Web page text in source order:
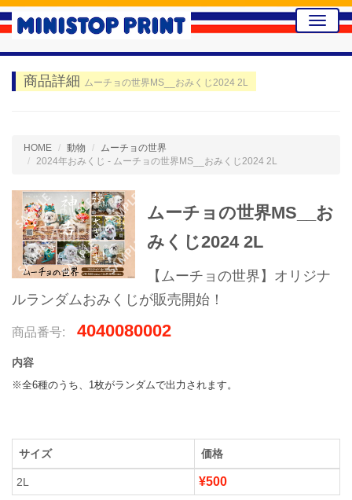
Toggle
商品詳細 ムーチョの世界MS__おみくじ2024 2L
HOME 動物
ムーチョの世界
2024年おみくじ - ムーチョの世界MS__おみくじ2024 2L
ムーチョの世界MS__お
みくじ2024 2L
【ムーチョの世界】オリジナ
ルランダムおみくじが販売開始！
商品番号: 4040080002
内容
※全6種のうち、1枚がランダムで出力されます。
サイズ 価格
2L ¥500